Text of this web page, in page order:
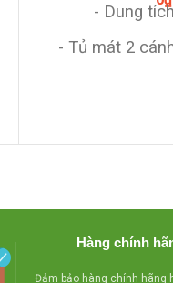
- Dung
- Tủ mát 2
- Miễn phí giao
năm
Hàng chính
Đảm bảo hàng chính hãng